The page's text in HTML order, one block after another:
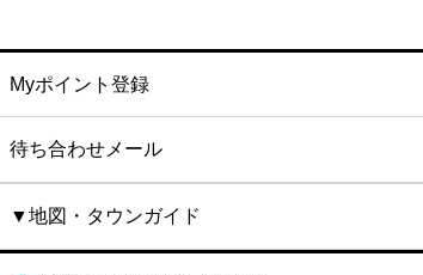
Myポイント登録
待ち合わせメール
▼地図・タウンガイド